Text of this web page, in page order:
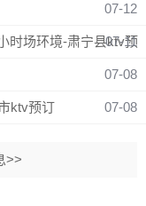
07-12
时场环境-肃宁县ktv预
07-11
07-08
ktv预订 07-08
>>